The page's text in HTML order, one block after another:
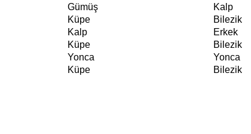
Gümüş
Küpe
Kalp
Küpe
Yonca
Küpe
Kalp
Bilezik
Erkek
Bilezik
Yonca
Bilezik